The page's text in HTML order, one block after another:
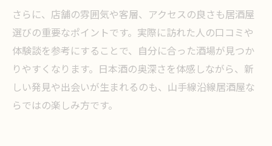
さらに、店舗の雰囲気や客層、アクセスの良さも居酒屋
選びの重要なポイントです。実際に訪れた人の口コミや
体験談を参考にすることで、自分に合った酒場が見つか
りやすくなります。日本酒の奥深さを体感しながら、新
しい発見や出会いが生まれるのも、山手線沿線居酒屋な
らではの楽しみ方です。